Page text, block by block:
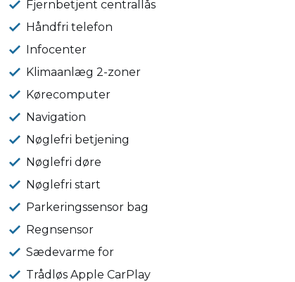
Fjernbetjent centrallås
Håndfri telefon
Infocenter
Klimaanlæg 2-zoner
Kørecomputer
Navigation
Nøglefri betjening
Nøglefri døre
Nøglefri start
Parkeringssensor bag
Regnsensor
Sædevarme for
Trådløs Apple CarPlay